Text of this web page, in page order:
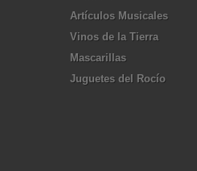
Artículos Musicales
Vinos de la Tierra
Mascarillas
Juguetes del Rocío